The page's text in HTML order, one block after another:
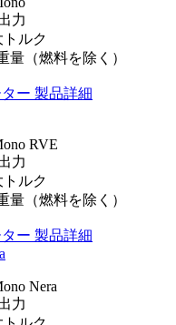
力
トルク
量（燃料を除く）
ー 製品詳細
RVE
力
トルク
量（燃料を除く）
ー 製品詳細
Nera
力